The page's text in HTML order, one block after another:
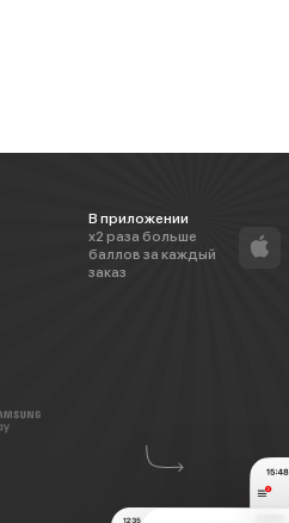
В приложении
х2 раза больше
баллов за каждый
заказ